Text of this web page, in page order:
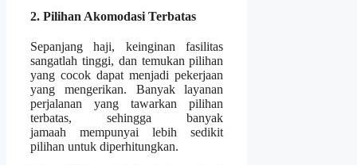
2. Pilihan Akomodasi Terbatas
Sepanjang haji, keinginan fasilitas
sangatlah tinggi, dan temukan pilihan
yang cocok dapat menjadi pekerjaan
yang mengerikan. Banyak layanan
perjalanan yang tawarkan pilihan
terbatas, sehingga banyak
jamaah mempunyai lebih sedikit
pilihan untuk diperhitungkan.